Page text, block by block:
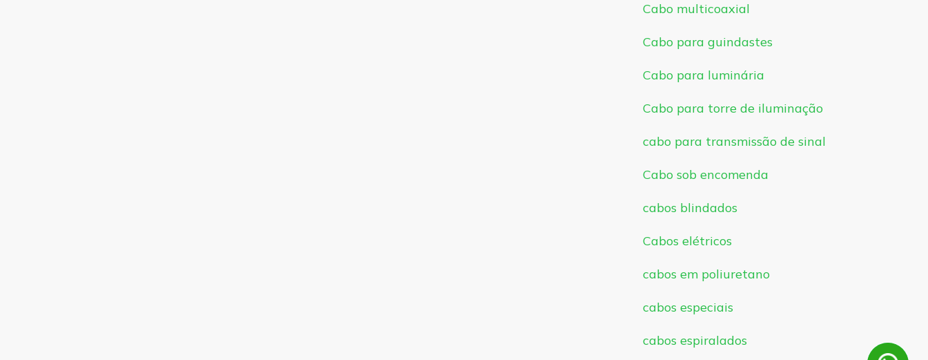
Cabo multicoaxial
Cabo para guindastes
Cabo para luminária
Cabo para torre de iluminação
cabo para transmissão de sinal
Cabo sob encomenda
cabos blindados
Cabos elétricos
cabos em poliuretano
cabos especiais
cabos espiralados